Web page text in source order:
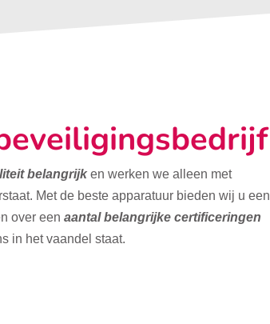
belangrijk en werken we alleen met
Met de beste apparatuur bieden wij u een
over eenaantal belangrijke certificeringen
in het vaandel staat.